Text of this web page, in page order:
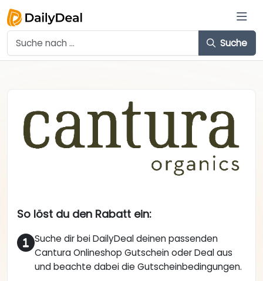
Suche
So löst du den Rabatt ein:
Suche dir bei DailyDeal deinen passenden
Cantura Onlineshop Gutschein oder Deal aus
und beachte dabei die Gutscheinbedingungen.